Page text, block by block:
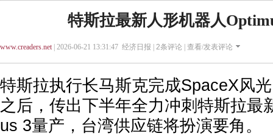
特斯拉最新人形机器人
www.creaders.net| 2026-06-21 13:31:47 经济日报 | 2条评论 | 查看/发表评论
特斯拉执行长马斯克完成SpaceX风
之后，传出下半年全力冲刺特斯拉最
us 3量产，台湾供应链将扮演要角。